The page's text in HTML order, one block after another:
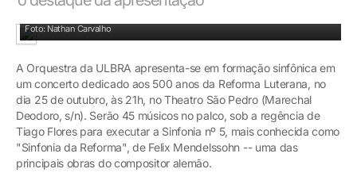
Foto: Nathan Carvalho
A Orquestra da ULBRA apresenta-se em formação sinfônica em
um concerto dedicado aos 500 anos da Reforma Luterana, no
dia 25 de outubro, às 21h, no Theatro São Pedro (Marechal
Deodoro, s/n). Serão 45 músicos no palco, sob a regência de
Tiago Flores para executar a Sinfonia nº 5, mais conhecida como
"Sinfonia da Reforma", de Felix Mendelssohn -- uma das
principais obras do compositor alemão.